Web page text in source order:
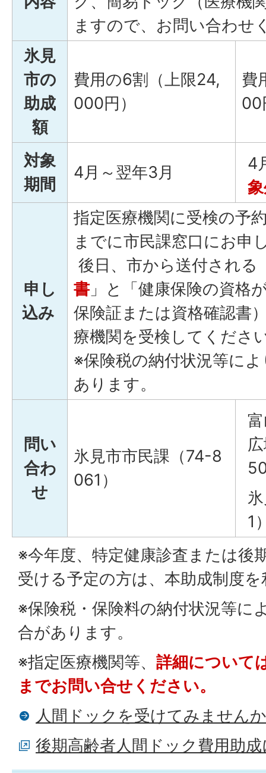
ますので、お問い合わせ
氷見
市の
助成
額
費用の6割（上限24,
000円）
費
00
対象
期間
4月～翌年3月
4
申し
込み
指定医療機関に受検の予
までに市民課窓口にお申
後日、市から送付される
書 」と「健康保険の資格
保険証または資格確認書
療機関を受検してくださ
※保険税の納付状況等に
あります。
問い
合わ
せ
氷見市市民課（74-8
061）
1
※今年度、特定健康診査または後
受ける予定の方は、本助成制度
※保険税・保険料の納付状況等に
合があります。
※指定医療機関等、 詳細について
までお問い合せください。
人間ドックを受けてみません
後期高齢者人間ドック費用助